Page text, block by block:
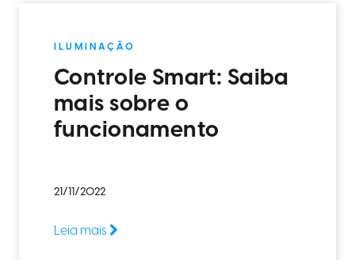
ILUMINAÇÃO
Controle Smart: Saiba
mais sobre o
funcionamento
21/11/2022
Leia mais